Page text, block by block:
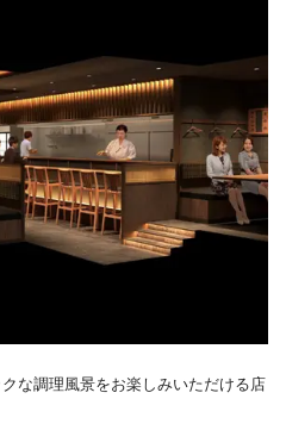
な調理風景をお楽しみいただける店